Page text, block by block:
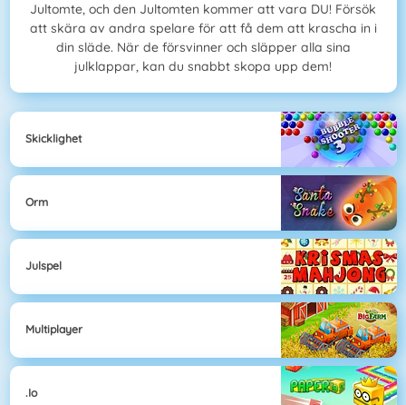
Jultomte, och den Jultomten kommer att vara DU! Försök
att skära av andra spelare för att få dem att krascha in i
din släde. När de försvinner och släpper alla sina
julklappar, kan du snabbt skopa upp dem!
Skicklighet
Orm
Julspel
Multiplayer
.io